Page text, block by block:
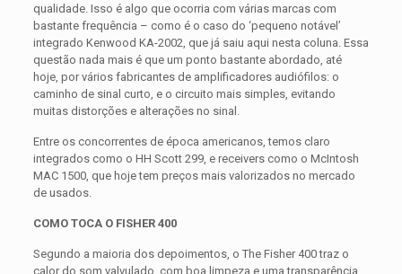
qualidade. Isso é algo que ocorria com várias marcas com
bastante frequência – como é o caso do ‘pequeno notável’
integrado Kenwood KA-2002, que já saiu aqui nesta coluna. Essa
questão nada mais é que um ponto bastante abordado, até
hoje, por vários fabricantes de amplificadores audiófilos: o
caminho de sinal curto, e o circuito mais simples, evitando
muitas distorções e alterações no sinal.
Entre os concorrentes de época americanos, temos claro
integrados como o HH Scott 299, e receivers como o McIntosh
MAC 1500, que hoje tem preços mais valorizados no mercado
de usados.
COMO TOCA O FISHER 400
Segundo a maioria dos depoimentos, o The Fisher 400 traz o
calor do som valvulado, com boa limpeza e uma transparência